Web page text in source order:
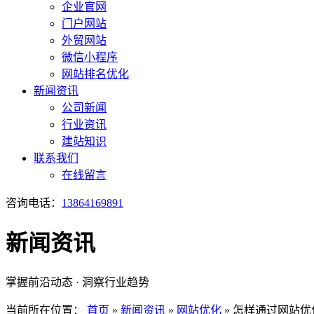
企业官网
门户网站
外贸网站
微信小程序
网站排名优化
新闻资讯
公司新闻
行业资讯
建站知识
联系我们
在线留言
咨询电话： 13864169891
新闻资讯
掌握前沿动态 · 洞察行业趋势
当前所在位置： 首页 » 新闻资讯 » 网站优化 » 怎样通过网站